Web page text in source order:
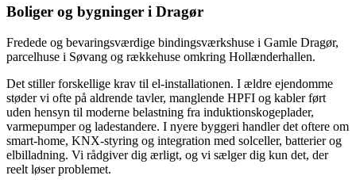
Boliger og bygninger i Dragør
Fredede og bevaringsværdige bindingsværkshuse i Gamle Dragør,
parcelhuse i Søvang og rækkehuse omkring Hollænderhallen.
Det stiller forskellige krav til el-installationen. I ældre ejendomme
støder vi ofte på aldrende tavler, manglende HPFI og kabler ført
uden hensyn til moderne belastning fra induktionskogeplader,
varmepumper og ladestandere. I nyere byggeri handler det oftere om
smart-home, KNX-styring og integration med solceller, batterier og
elbilladning. Vi rådgiver dig ærligt, og vi sælger dig kun det, der
reelt løser problemet.